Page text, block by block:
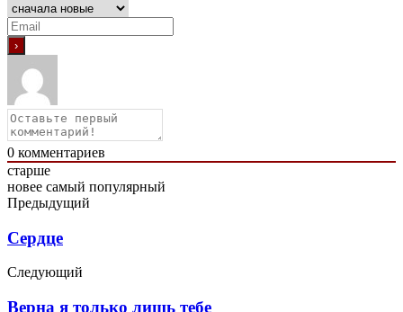
0 комментариев
старше
новее самый популярный
Предыдущий
Сердце
Следующий
Верна я только лишь тебе